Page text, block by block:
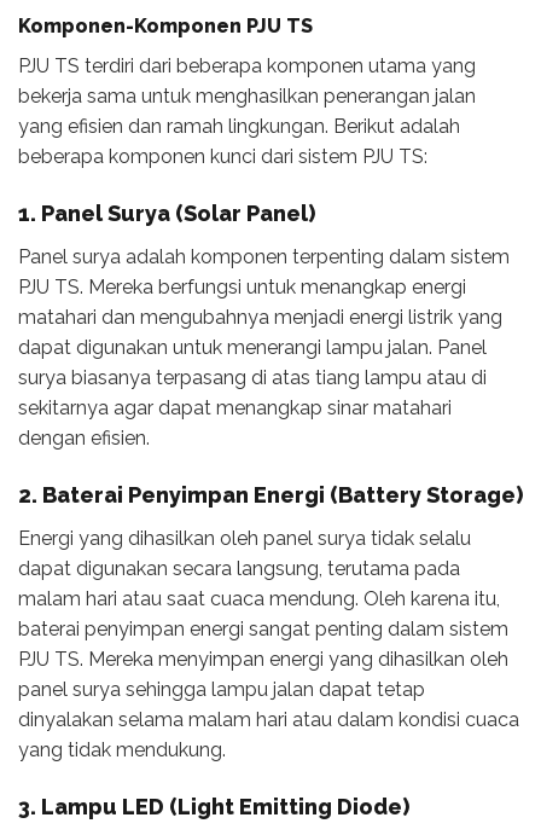
Komponen-Komponen PJU TS
PJU TS terdiri dari beberapa komponen utama yang
bekerja sama untuk menghasilkan penerangan jalan
yang efisien dan ramah lingkungan. Berikut adalah
beberapa komponen kunci dari sistem PJU TS:
1. Panel Surya (Solar Panel)
Panel surya adalah komponen terpenting dalam sistem
PJU TS. Mereka berfungsi untuk menangkap energi
matahari dan mengubahnya menjadi energi listrik yang
dapat digunakan untuk menerangi lampu jalan. Panel
surya biasanya terpasang di atas tiang lampu atau di
sekitarnya agar dapat menangkap sinar matahari
dengan efisien.
2. Baterai Penyimpan Energi (Battery Storage)
Energi yang dihasilkan oleh panel surya tidak selalu
dapat digunakan secara langsung, terutama pada
malam hari atau saat cuaca mendung. Oleh karena itu,
baterai penyimpan energi sangat penting dalam sistem
PJU TS. Mereka menyimpan energi yang dihasilkan oleh
panel surya sehingga lampu jalan dapat tetap
dinyalakan selama malam hari atau dalam kondisi cuaca
yang tidak mendukung.
3. Lampu LED (Light Emitting Diode)